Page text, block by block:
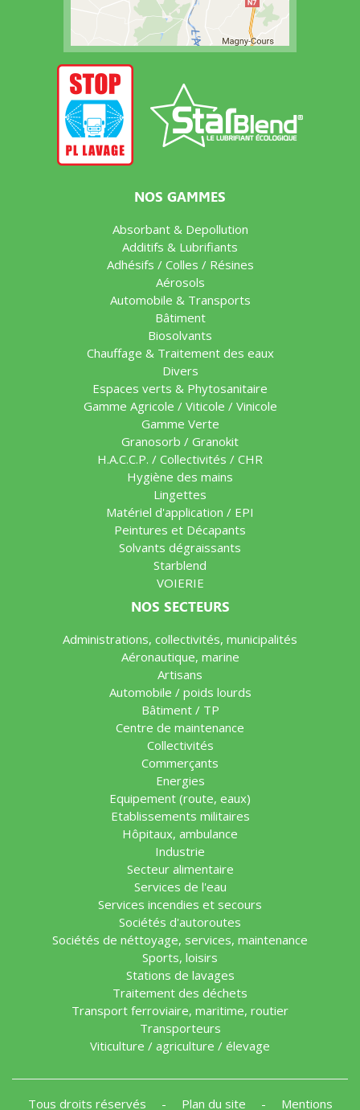
NOS GAMMES
Absorbant & Depollution
Additifs & Lubrifiants
Adhésifs / Colles / Résines
Aérosols
Automobile & Transports
Bâtiment
Biosolvants
Chauffage & Traitement des eaux
Divers
Espaces verts & Phytosanitaire
Gamme Agricole / Viticole / Vinicole
Gamme Verte
Granosorb / Granokit
H.A.C.C.P. / Collectivités / CHR
Hygiène des mains
Lingettes
Matériel d'application / EPI
Peintures et Décapants
Solvants dégraissants
Starblend
VOIERIE
NOS SECTEURS
Administrations, collectivités, municipalités
Aéronautique, marine
Artisans
Automobile / poids lourds
Bâtiment / TP
Centre de maintenance
Collectivités
Commerçants
Energies
Equipement (route, eaux)
Etablissements militaires
Hôpitaux, ambulance
Industrie
Secteur alimentaire
Services de l'eau
Services incendies et secours
Sociétés d'autoroutes
Sociétés de néttoyage, services, maintenance
Sports, loisirs
Stations de lavages
Traitement des déchets
Transport ferroviaire, maritime, routier
Transporteurs
Viticulture / agriculture / élevage
Tous droits réservés - Plan du site - Mentions